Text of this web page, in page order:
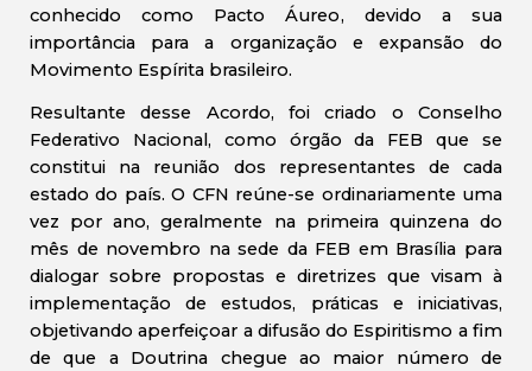
conhecido como Pacto Áureo, devido a sua
importância para a organização e expansão do
Movimento Espírita brasileiro.
Resultante desse Acordo, foi criado o Conselho
Federativo Nacional, como órgão da FEB que se
constitui na reunião dos representantes de cada
estado do país. O CFN reúne-se ordinariamente uma
vez por ano, geralmente na primeira quinzena do
mês de novembro na sede da FEB em Brasília para
dialogar sobre propostas e diretrizes que visam à
implementação de estudos, práticas e iniciativas,
objetivando aperfeiçoar a difusão do Espiritismo a fim
de que a Doutrina chegue ao maior número de